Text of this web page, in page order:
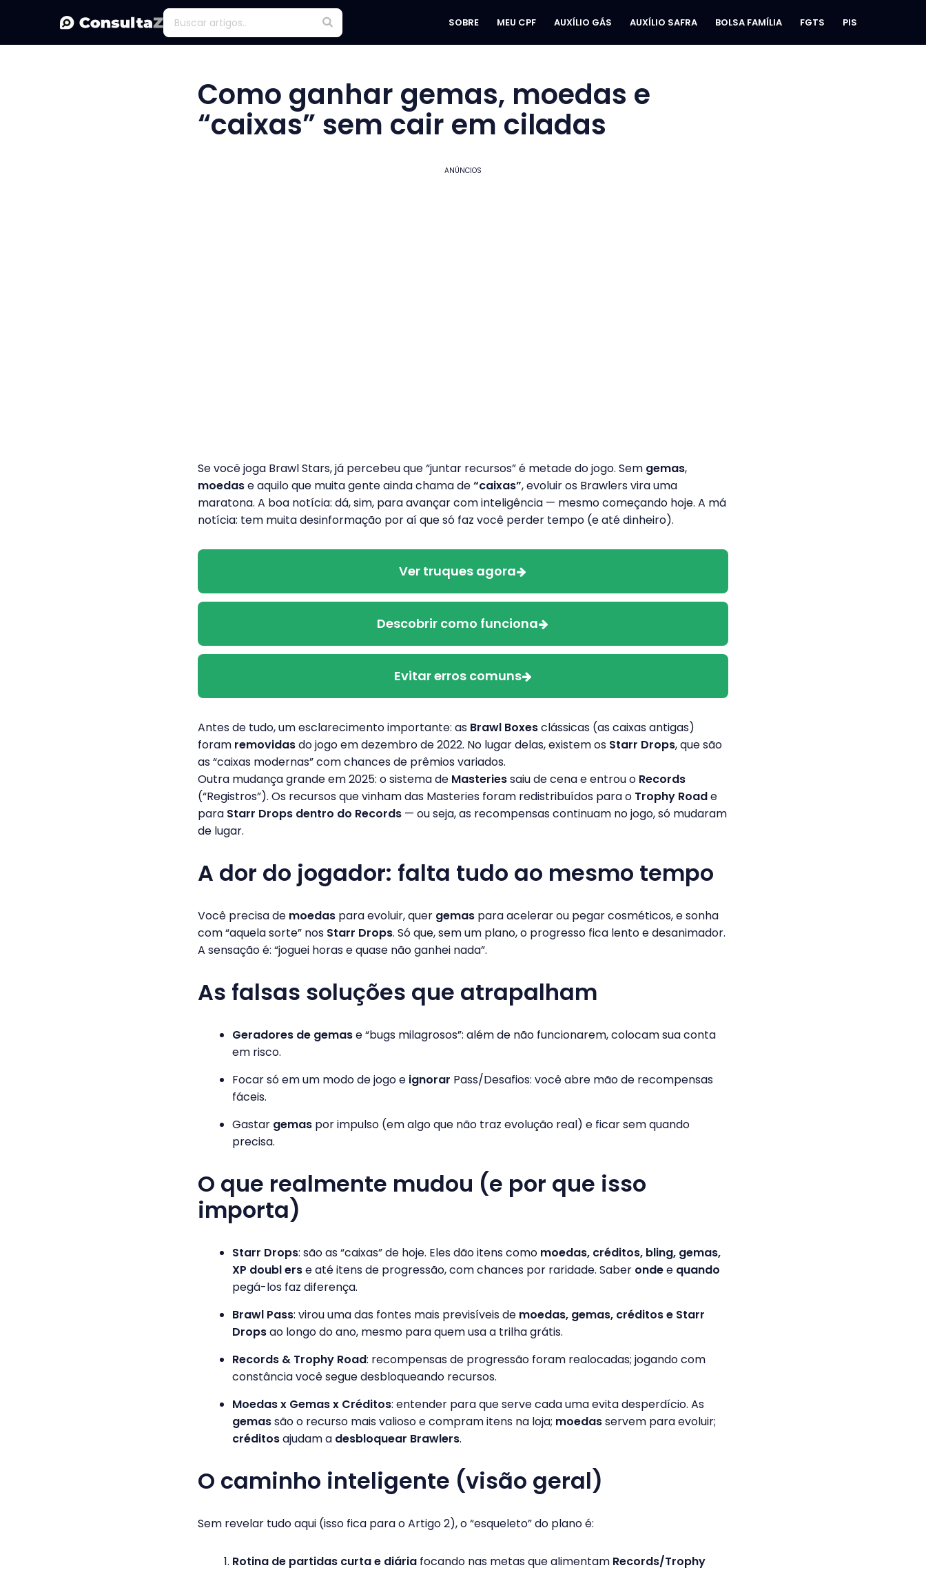
SOBRE MEU CPF AUXÍLIO GÁS AUXÍLIO SAFRA BOLSA FAMÍLIA FGTS PIS
Como ganhar gemas, moedas e
“caixas” sem cair em ciladas
ANÚNCIOS
Se você joga Brawl Stars, já percebeu que “juntar recursos” é metade do jogo. Sem gemas,
moedase aquilo que muita gente ainda chama de“caixas”, evoluir os Brawlers vira uma
maratona. A boa notícia: dá, sim, para avançar com inteligência — mesmo começando hoje. A má
notícia: tem muita desinformação por aí que só faz você perder tempo (e até dinheiro).
Ver truques agora
Descobrir como funciona
Evitar erros comuns
Antes de tudo, um esclarecimento importante: as Brawl Boxesclássicas (as caixas antigas)
foram removidasdo jogo em dezembro de 2022. No lugar delas, existem os Starr Drops, que são
as “caixas modernas” com chances de prêmios variados.
Outra mudança grande em 2025: o sistema de Masteriessaiu de cena e entrou o Records
(“Registros”). Os recursos que vinham das Masteries foram redistribuídos para o Trophy Roade
para Starr Drops dentro do Records — ou seja, as recompensas continuam no jogo, só mudaram
de lugar.
A dor do jogador: falta tudo ao mesmo tempo
Você precisa de moedas para evoluir, quer gemas para acelerar ou pegar cosméticos, e sonha
com “aquela sorte” nos Starr Drops. Só que, sem um plano, o progresso fica lento e desanimador.
A sensação é: “joguei horas e quase não ganhei nada”.
As falsas soluções que atrapalham
Geradores de gemase “bugs milagrosos”: além de não funcionarem, colocam sua conta
em risco.
Focar só em um modo de jogo e ignorar Pass/Desafios: você abre mão de recompensas
fáceis.
Gastar gemas por impulso (em algo que não traz evolução real) e ficar sem quando
precisa.
O que realmente mudou (e por que isso
importa)
Starr Drops: são as “caixas” de hoje. Eles dão itens como moedas, créditos, bling, gemas,
XP doubl erse até itens de progressão, com chances por raridade. Saber ondee quando
pegá-los faz diferença.
Brawl Pass: virou uma das fontes mais previsíveis de moedas, gemas, créditos e Starr
Dropsao longo do ano, mesmo para quem usa a trilha grátis.
Records & Trophy Road: recompensas de progressão foram realocadas; jogando com
constância você segue desbloqueando recursos.
Moedas x Gemas x Créditos: entender para que serve cada uma evita desperdício. As
gemassão o recurso mais valioso e compram itens na loja; moedasservem para evoluir;
créditosajudam a desbloquear Brawlers.
O caminho inteligente (visão geral)
Sem revelar tudo aqui (isso fica para o Artigo 2), o “esqueleto” do plano é:
Rotina de partidas curta e diária focando nas metas que alimentam Records/Trophy